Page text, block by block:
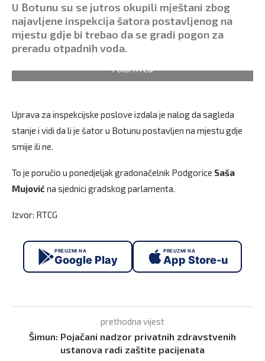
U Botunu su se jutros okupili mještani zbog
najavljene inspekcija šatora postavljenog na
mjestu gdje bi trebao da se gradi pogon za
preradu otpadnih voda.
Foto: RTCG
Uprava za inspekcijske poslove izdala je nalog da sagleda
stanje i vidi da li je šator u Botunu postavljen na mjestu gdje
smije ili ne.
To je poručio u ponedjeljak gradonačelnik Podgorice Saša
Mujović na sjednici gradskog parlamenta.
Izvor: RTCG
PREUZMI NA
Google Play
PREUZMI NA
App Store-u
prethodna vijest
Šimun: Pojačani nadzor privatnih zdravstvenih
ustanova radi zaštite pacijenata